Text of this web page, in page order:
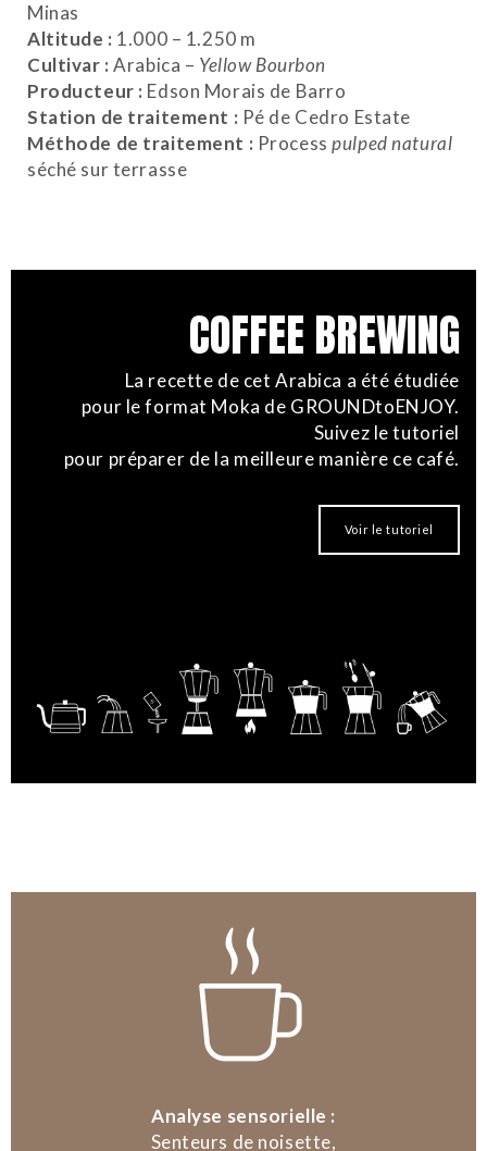
Minas
Altitude : 1.000 – 1.250 m
Cultivar :Arabica – Yellow Bourbon
Producteur : Edson Morais de Barro
Station de traitement : Pé de Cedro Estate
Méthode de traitement : Processpulped natural
séché sur terrasse
COFFEE BREWING
La recette de cet Arabica a été étudiée
pour le format Moka de GROUNDtoENJOY.
Suivez le tutoriel
pour préparer de la meilleure manière ce café.
Voir le tutoriel
Analyse sensorielle :
Senteurs de noisette,